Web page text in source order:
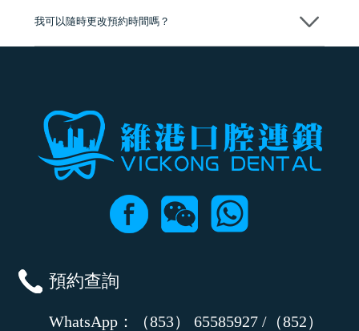
我可以隨時更改預約時間嗎？
預約查詢
WhatsApp：（853） 65585927 /（852）